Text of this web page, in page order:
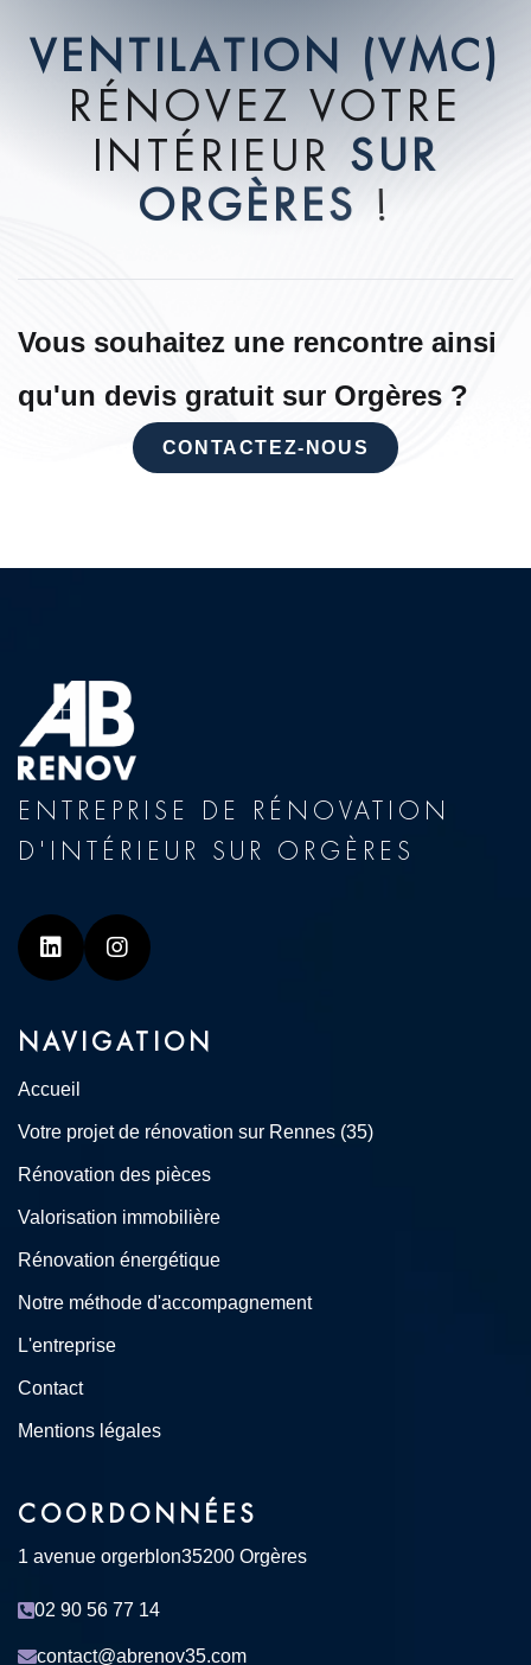
VE NTILATION (VMC)
RÉ NOVEZ VOTRE
I NTÉ RI E U R SUR
ORGÈRES !
Vous souhaitez une rencontre ainsi
qu'un devis gratuit sur Orgères ?
CONTACTEZ-NOUS
ENTREPRISE DE RÉNOVATION
D'INTÉRIEUR SUR ORGÈRES
Linkedin Instagram
NAVIGATION
Accueil
Votre projet de rénovation sur Rennes (35)
Rénovation des pièces
Valorisation immobilière
Rénovation énergétique
Notre méthode d'accompagnement
L'entreprise
Contact
Mentions légales
COORDONNÉES
1 avenue orgerblon35200 Orgères
02 90 56 77 14
contact@abrenov35.com